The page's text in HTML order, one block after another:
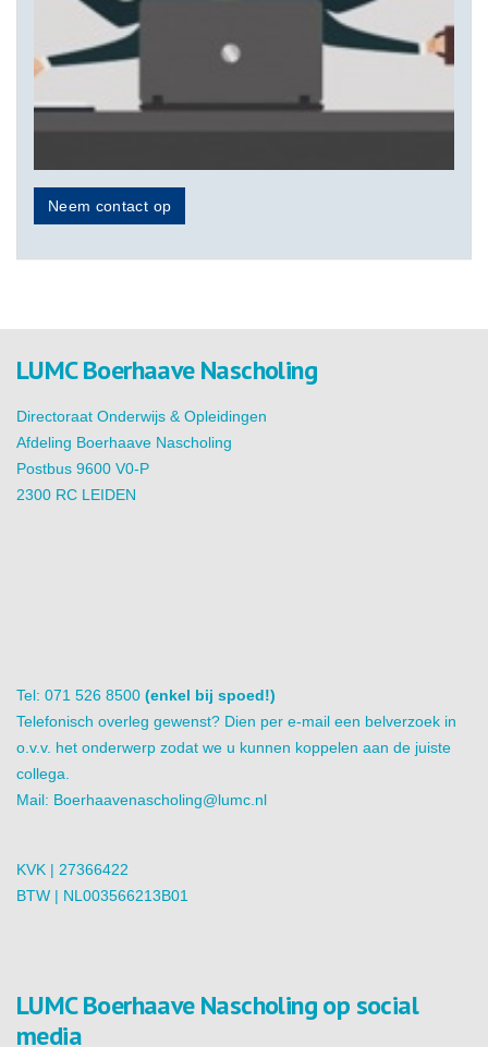
Neem contact op
LUMC Boerhaave Nascholing
Directoraat Onderwijs & Opleidingen
Afdeling Boerhaave Nascholing
Postbus 9600 V0-P
2300 RC LEIDEN
Tel: 071 526 8500 (enkel bij spoed!)
Telefonisch overleg gewenst? Dien per e-mail een belverzoek in
o.v.v. het onderwerp zodat we u kunnen koppelen aan de juiste
collega.
Mail: Boerhaavenascholing@lumc.nl
KVK | 27366422
BTW | NL003566213B01
LUMC Boerhaave Nascholing op social
media